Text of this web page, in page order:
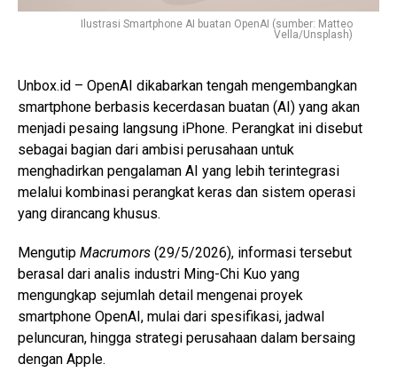
Ilustrasi Smartphone AI buatan OpenAI (sumber: Matteo
Vella/Unsplash)
Unbox.id – OpenAI dikabarkan tengah mengembangkan
smartphone berbasis kecerdasan buatan (AI) yang akan
menjadi pesaing langsung iPhone. Perangkat ini disebut
sebagai bagian dari ambisi perusahaan untuk
menghadirkan pengalaman AI yang lebih terintegrasi
melalui kombinasi perangkat keras dan sistem operasi
yang dirancang khusus.
Mengutip Macrumors (29/5/2026), informasi tersebut
berasal dari analis industri Ming-Chi Kuo yang
mengungkap sejumlah detail mengenai proyek
smartphone OpenAI, mulai dari spesifikasi, jadwal
peluncuran, hingga strategi perusahaan dalam bersaing
dengan Apple.